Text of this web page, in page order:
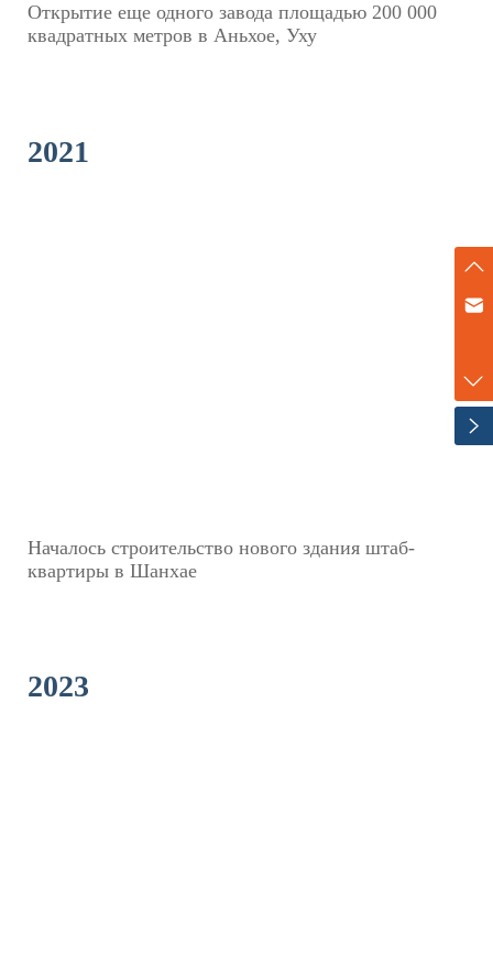
Открытие еще одного завода площадью 200 000
квадратных метров в Аньхое, Уху
2021
Началось строительство нового здания штаб-
квартиры в Шанхае
2023